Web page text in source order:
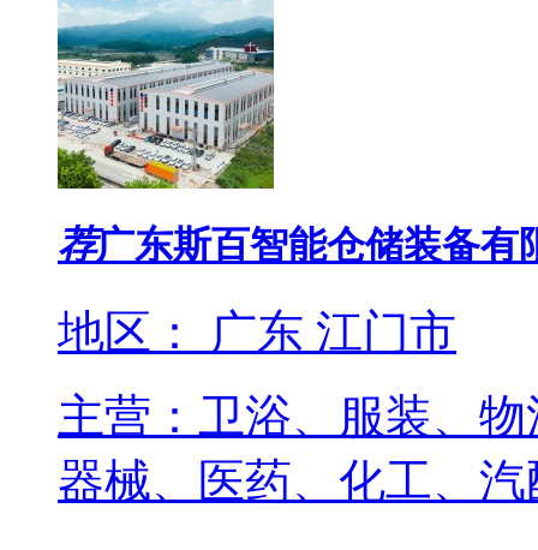
荐广东斯百智能仓储装备有
地区： 广东 江门市
主营：卫浴、服装、
器械、医药、化工、